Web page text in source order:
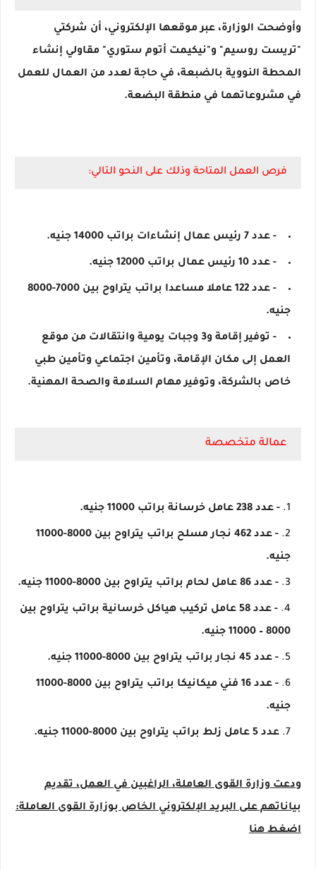
وأوضحت الوزارة، عبر موقعها الإلكتروني، أن شركتي
"تريست روسيم" و"نيكيمت أتوم ستوري" مقاولي إنشاء
المحطة النووية بالضبعة، في حاجة لعدد من العمال للعمل
في مشروعاتهما في منطقة البضعة.
فرص العمل المتاحة وذلك على النحو التالي:
- عدد 7 رئيس عمال إنشاءات براتب 14000 جنيه.
- عدد 10 رئيس عمال براتب 12000 جنيه.
- عدد 122 عاملا مساعدا براتب يتراوح بين 7000-8000
جنيه.
- توفير إقامة و3 وجبات يومية وانتقالات من موقع
العمل إلى مكان الإقامة، وتأمين اجتماعي وتأمين طبي
خاص بالشركة، وتوفير مهام السلامة والصحة المهنية.
عمالة متخصصة
- عدد 238 عامل خرسانة براتب 11000 جنيه.
- عدد 462 نجار مسلح براتب يتراوح بين 8000-11000
جنيه.
- عدد 86 عامل لحام براتب يتراوح بين 8000-11000 جنيه.
- عدد 58 عامل تركيب هياكل خرسانية براتب يتراوح بين
8000 – 11000 جنيه.
- عدد 45 نجار براتب يتراوح بين 8000-11000 جنيه.
- عدد 16 فني ميكانيكا براتب يتراوح بين 8000-11000
جنيه.
عدد 5 عامل زلط براتب يتراوح بين 8000-11000 جنيه.
ودعت وزارة القوى العاملة، الراغبين في العمل، تقديم
بياناتهم على البريد الإلكتروني الخاص بوزارة القوى العاملة:
اضغط هنا